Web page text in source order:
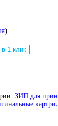
)
в 1 клик
ЗИП для